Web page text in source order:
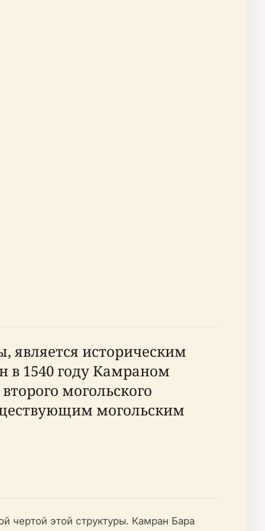
является историческим
в 1540 году Камраном
могольского
могольским
чертой этой структуры. Камран Бара